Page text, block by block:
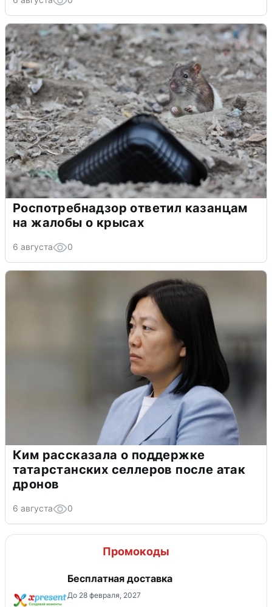
Роспотребнадзор ответил казанцам
на жалобы о крысах
6 августа 0
Ким рассказала о поддержке
татарстанских селлеров после атак
дронов
6 августа 0
Промокоды
Бесплатная доставка
До 28 февраля, 2027